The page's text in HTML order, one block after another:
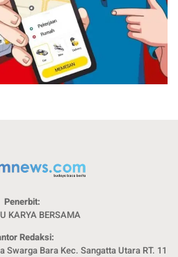
Penerbit:
KARYA BERSAMA
Redaksi:
Swarga Bara Kec. Sangatta Utara RT. 11